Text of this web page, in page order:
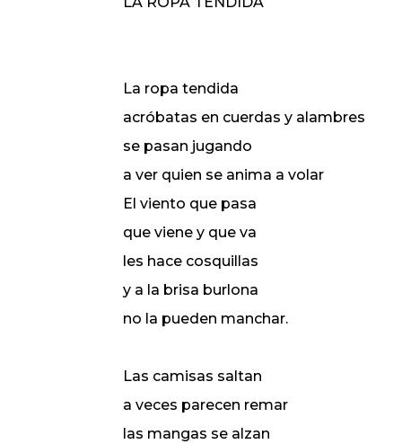
La ropa tendida
acróbatas en cuerdas y alambres
se pasan jugando
a ver quien se anima a volar
El viento que pasa
que viene y que va
les hace cosquillas
y a la brisa burlona
no la pueden manchar.
Las camisas saltan
a veces parecen remar
las mangas se alzan